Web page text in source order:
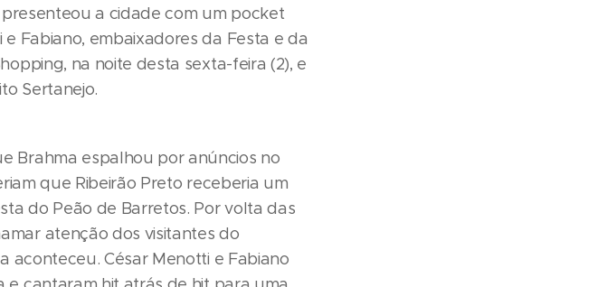
a cidade com um pocket
Fabiano, embaixadores da Festa e da
na noite desta sexta-feira (2), e
Sertanejo.
Brahma espalhou por anúncios no
que Ribeirão Preto receberia um
do Peão de Barretos. Por volta das
atenção dos visitantes do
aconteceu. César Menotti e Fabiano